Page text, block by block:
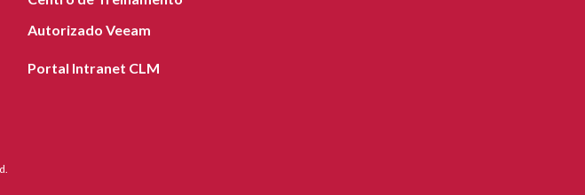
Autorizado Veeam
Portal Intranet CLM